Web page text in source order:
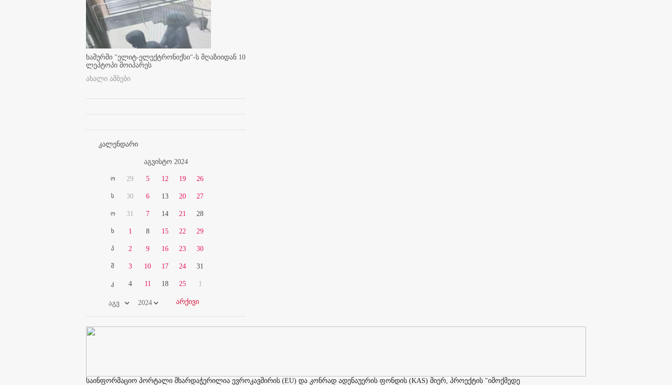
ხაშურში "ელიტ-ელექტრონიქსი"-ს მღაზიიდან 10
ლეპტოპი მოიპარეს
ახალი ამბები
კალენდარი
აგვისტო 2024
ო
ს
ო
ხ
პ
შ
კ
29
30
31
1
2
3
4
5
6
7
8
9
10
11
12
13
14
15
16
17
18
19
20
21
22
23
24
25
26
27
28
29
30
31
1
საინფორმაციო პორტალი მხარდაჭერილია ევროკავშირის (EU) და კონრად ადენაუერის ფონდის (KAS) მიერ, პროექტის "იმოქმედე